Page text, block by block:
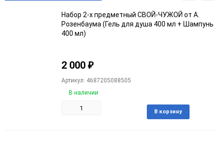
Набор 2-х предметный СВОЙ-ЧУЖОЙ от А.
Розенбаума (Гель для душа 400 мл + Шампунь
400 мл)
2 000 ₽
Артикул: 4687205088505
В наличии
В корзину